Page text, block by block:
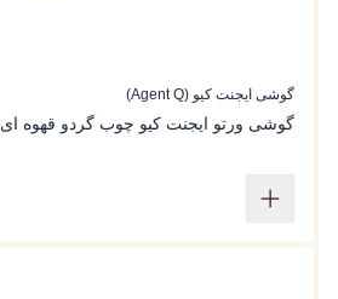
گوشی ایجنت کیو (Agent Q)
گوشی ورتو ایجنت کیو چوب گردو قهوه ای